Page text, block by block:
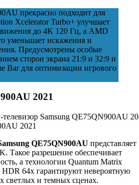
прекрасно подходит для
Xcelerator Turbo+ улучшает
до 4K 120 Гц, а AMD
уменьшает искажения и
Предусмотрены особые
сторон экрана 21:9 и 32:9 и
Bar для оптимизации игрового
2021
2021
QE75QN900AU представляет
Такое разрешение обеспечивает
а технологии Quantum Matrix
64x гарантируют невероятную
светлых и темных сценах.